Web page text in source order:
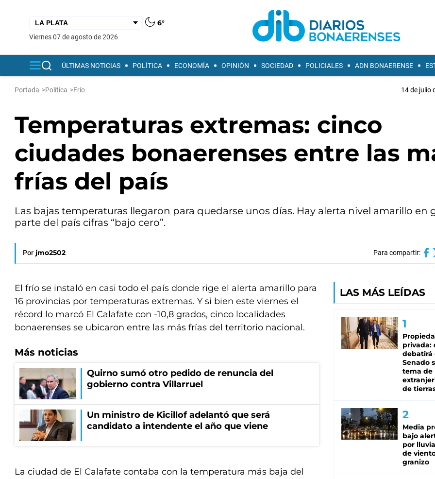
6°
viernes 07 de agosto de 2026
ÚLTIMAS NOTICIAS POLÍTICA ECONOMÍA OPINIÓN SOCIEDAD POLICIALES ADN BONAERENSE
Portada >Política >Frío 14 de julio
Temperaturas extremas: cinco
ciudades bonaerenses entre las
frías del país
Las bajas temperaturas llegaron para quedarse unos días. Hay alerta nivel amarillo en
parte del país cifras “bajo cero”.
Por jmo2502 Para compartir:
El frío se instaló en casi todo el país donde rige el alerta amarillo para
16 provincias por temperaturas extremas. Y si bien este viernes el
récord lo marcó El Calafate con -10,8 grados, cinco localidades
bonaerenses se ubicaron entre las más frías del territorio nacional.
Más noticias
Quirno sumó otro pedido de renuncia del
gobierno contra Villarruel
Un ministro de Kicillof adelantó que será
candidato a intendente el año que viene
La ciudad de El Calafate contaba con la temperatura más baja del
LAS MÁS LEÍDAS
privada:
debatirá
Senado
tema de
de
Media
bajo
por
de
granizo